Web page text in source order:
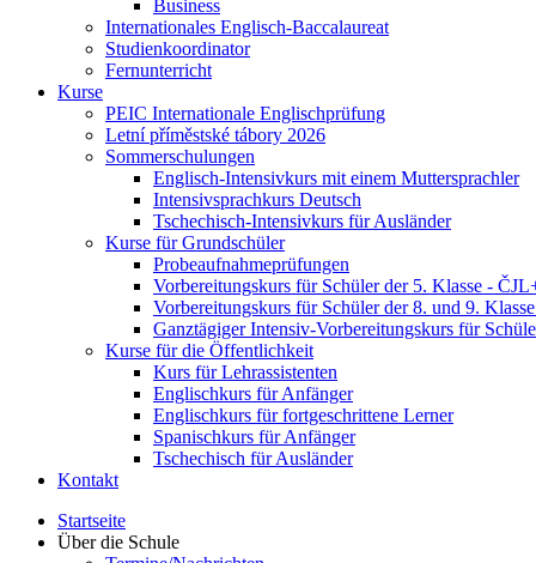
Business
Internationales Englisch-Baccalaureat
Studienkoordinator
Fernunterricht
Kurse
PEIC Internationale Englischprüfung
Letní příměstské tábory 2026
Sommerschulungen
Englisch-Intensivkurs mit einem Muttersprachler
Intensivsprachkurs Deutsch
Tschechisch-Intensivkurs für Ausländer
Kurse für Grundschüler
Probeaufnahmeprüfungen
Vorbereitungskurs für Schüler der 5. Klasse -
Vorbereitungskurs für Schüler der 8. und 9.
Ganztägiger Intensiv-Vorbereitungskurs für
Kurse für die Öffentlichkeit
Kurs für Lehrassistenten
Englischkurs für Anfänger
Englischkurs für fortgeschrittene Lerner
Spanischkurs für Anfänger
Tschechisch für Ausländer
Kontakt
Startseite
Über die Schule